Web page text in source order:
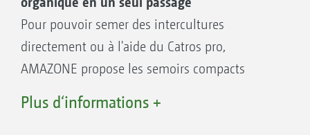
Pour pouvoir semer des intercultures
directement ou à l'aide du Catros pro,
AMAZONE propose les semoirs compacts
GreenDrill 200 pour les modèles portés et
GreenDrill 501 pour les modèles traînés de
Plus d‘informations +